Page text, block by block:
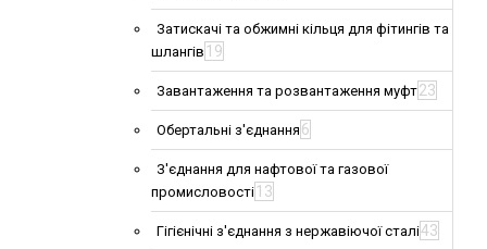
Затискачі та обжимні кільця для фітингів та
шлангів 19
Завантаження та розвантаження муфт23
Обертальні з'єднання 6
З'єднання для нафтової та газової
промисловості 13
Гігієнічні з'єднання з нержавіючої сталі43